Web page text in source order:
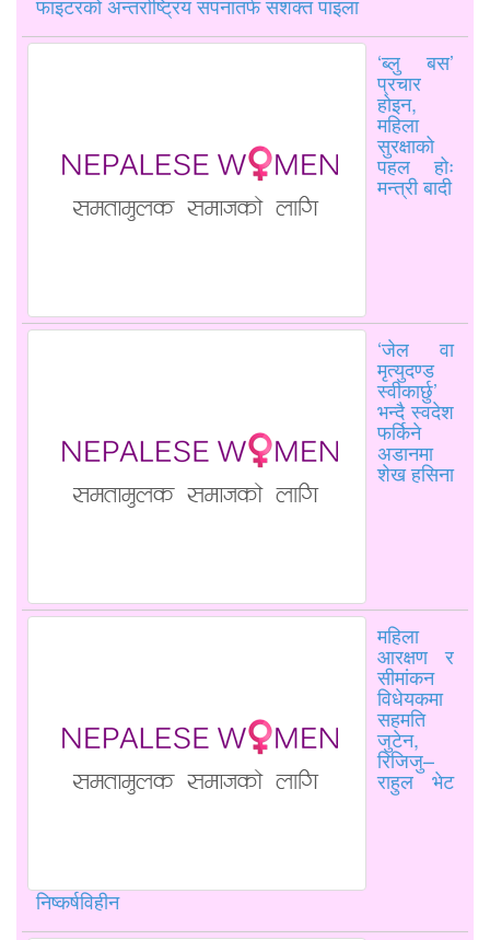
‘ब्लु बस’
प्रचार
होइन,
महिला
सुरक्षाको
पहल होः
मन्त्री बादी
‘जेल वा
मृत्युदण्ड
स्वीकार्छु’
भन्दै स्वदेश
फर्किने
अडानमा
शेख हसिना
महिला
आरक्षण र
सीमांकन
विधेयकमा
सहमति
जुटेन,
रिजिजु–
राहुल भेट
निष्कर्षविहीन